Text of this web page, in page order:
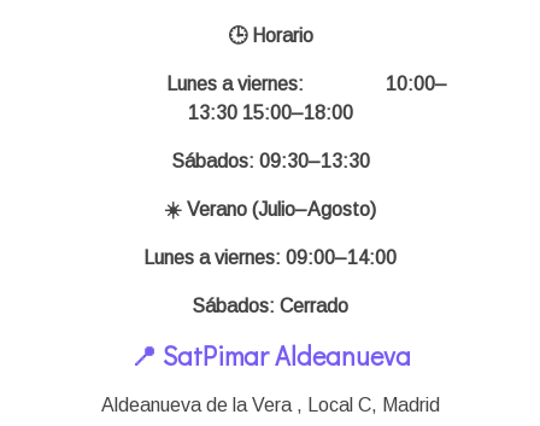
🕒 Horario
Lunes a viernes:
10:00–
13:30 15:00–18:00
Sábados: 09:30–13:30
☀️ Verano (Julio–Agosto)
Lunes a viernes: 09:00–14:00
Sábados: Cerrado
📍 SatPimar Aldeanueva
Aldeanueva de la Vera , Local C, Madrid